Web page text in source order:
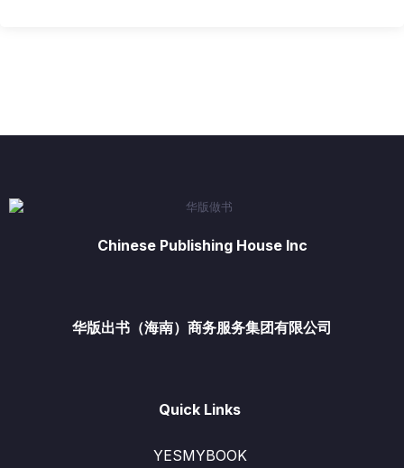
Chinese Publishing House Inc
华版出书（海南）商务服务集团有限公司
Quick Links
YESMYBOOK